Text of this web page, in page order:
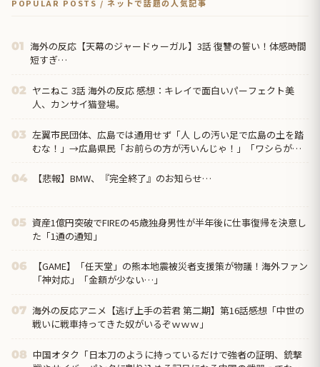
POPULAR POSTS / ネットで話題の人気記事
01 海外の反応【天幕のジャードゥーガル】3話 復讐の誓い！体感時間
短すぎ…
02 ヤニねこ 3話 海外の反応 感想：キレイで面白いパーフェクト美
人、カンサイ猫登場。
03 左翼市民団体、広島では通用せず「人 しの汚い足で広島の土を踏
むな！」→広島県民「お前らの方が汚いんじゃ！」「ワシらが広
04 【悲報】BMW、『完全終了』のお知らせ…
05 資産1億円突破でFIREの45歳独身男性が半年後に仕事復帰を決意し
た「1通の通知」
06
【GAME】「任天堂」の熊本地震被災者支援策が物議！海外ファン
「神対応」「金額が少ない…」
07 海外の反応アニメ【逃げ上手の若君 第二期】第16話感想「中世の
戦いに戦車持ってきた奴がいるぞｗｗｗ」
08 中国オタク「日本刀のように持っているだけで強者の証明、銃撃